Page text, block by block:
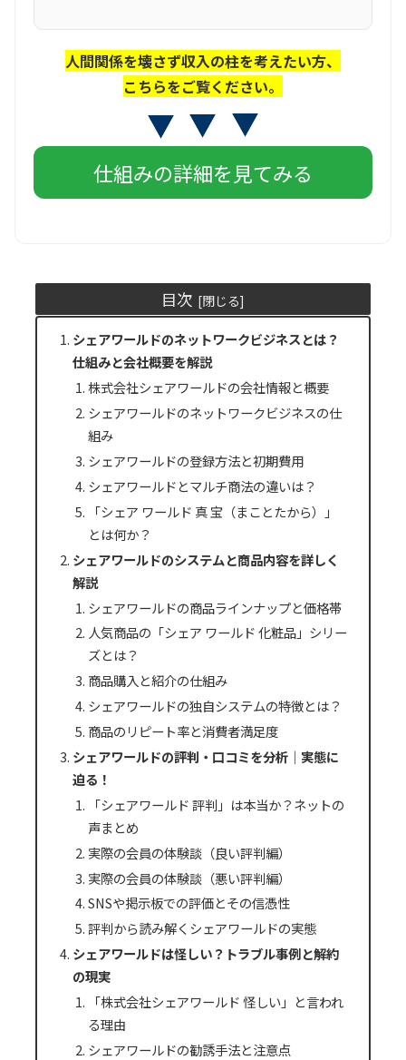
人間関係を壊さず収入の柱を考えたい方、
こちらをご覧ください。
仕組みの詳細を見てみる
目次
シェアワールドのネットワークビジネスとは？
仕組みと会社概要を解説
株式会社シェアワールドの会社情報と概要
シェアワールドのネットワークビジネスの仕
組み
シェアワールドの登録方法と初期費用
シェアワールドとマルチ商法の違いは？
「シェア ワールド 真 宝（まことたから）」
とは何か？
シェアワールドのシステムと商品内容を詳しく
解説
シェアワールドの商品ラインナップと価格帯
人気商品の「シェア ワールド 化粧品」シリー
ズとは？
商品購入と紹介の仕組み
シェアワールドの独自システムの特徴とは？
商品のリピート率と消費者満足度
シェアワールドの評判・口コミを分析｜実態に
迫る！
「シェアワールド 評判」は本当か？ネットの
声まとめ
実際の会員の体験談（良い評判編）
実際の会員の体験談（悪い評判編）
SNSや掲示板での評価とその信憑性
評判から読み解くシェアワールドの実態
シェアワールドは怪しい？トラブル事例と解約
の現実
「株式会社シェアワールド 怪しい」と言われ
る理由
シェアワールドの勧誘手法と注意点